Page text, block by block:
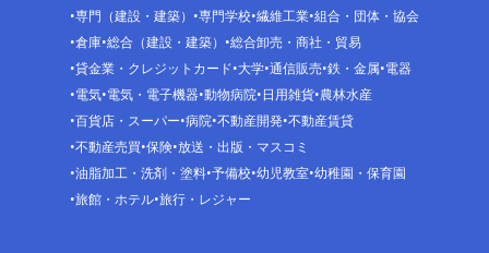
専門（建設・建築）
専門学校 繊維工業 組合・団体・協会
倉庫 総合（建設・建築）
総合卸売・商社・貿易
貸金業・クレジットカード 大学 通信販売 鉄・金属 電器
電気 電気・電子機器 動物病院 日用雑貨 農林水産
百貨店・スーパー 病院 不動産開発 不動産賃貸
不動産売買 保険 放送・出版・マスコミ
油脂加工・洗剤・塗料 予備校 幼児教室 幼稚園・保育園
旅館・ホテル 旅行・レジャー